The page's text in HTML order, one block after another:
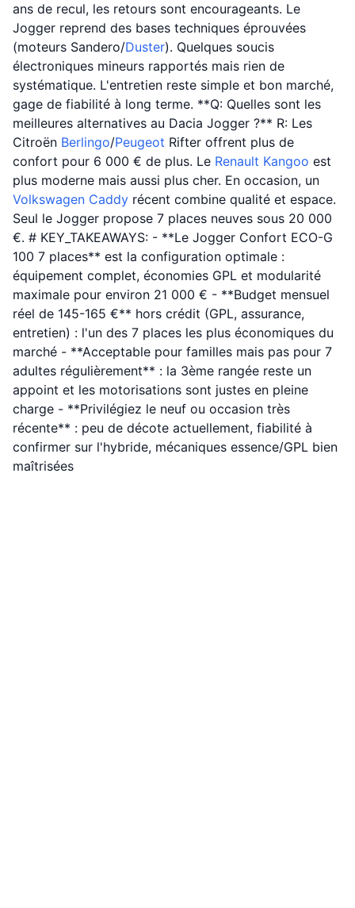
ans de recul, les retours sont encourageants. Le
Jogger reprend des bases techniques éprouvées
(moteurs Sandero/Duster). Quelques soucis
électroniques mineurs rapportés mais rien de
systématique. L'entretien reste simple et bon marché,
gage de fiabilité à long terme. **Q: Quelles sont les
meilleures alternatives au Dacia Jogger ?** R: Les
Citroën Berlingo/Peugeot Rifter offrent plus de
confort pour 6 000 € de plus. Le Renault Kangoo est
plus moderne mais aussi plus cher. En occasion, un
Volkswagen Caddy récent combine qualité et espace.
Seul le Jogger propose 7 places neuves sous 20 000
€. # KEY_TAKEAWAYS: - **Le Jogger Confort ECO-G
100 7 places** est la configuration optimale :
équipement complet, économies GPL et modularité
maximale pour environ 21 000 € - **Budget mensuel
réel de 145-165 €** hors crédit (GPL, assurance,
entretien) : l'un des 7 places les plus économiques du
marché - **Acceptable pour familles mais pas pour 7
adultes régulièrement** : la 3ème rangée reste un
appoint et les motorisations sont justes en pleine
charge - **Privilégiez le neuf ou occasion très
récente** : peu de décote actuellement, fiabilité à
confirmer sur l'hybride, mécaniques essence/GPL bien
maîtrisées